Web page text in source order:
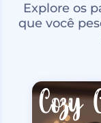
Explore os
que você